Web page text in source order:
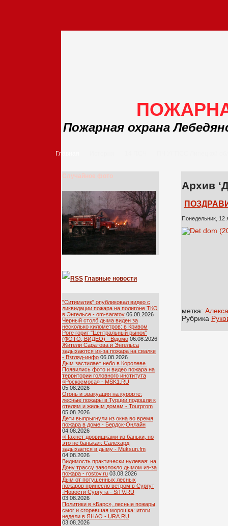
Пожарная охрана
Главная
Случайное фото
Главные новости
"Ситиматик" опубликовал видео с
ликвидации пожара на полигоне ТКО
в Энгельсе - om-saratov 06.08.2026
Черный столб дыма виден за
несколько километров: в Кривом
Роге горит "Центральный рынок"
(ФОТО, ВИДЕО) - Відомо 06.08.2026
Жители Саратова и Энгельса
задыхаются из-за пожара на свалке
- Взгляд-инфо 06.08.2026
Дым застилает небо в Королеве.
Появились фото и видео пожара на
территории головного института
«Роскосмоса» - MSK1.RU
05.08.2026
Огонь и эвакуация на курорте:
лесные пожары в Турции подошли к
отелям и жилым домам - Tourprom
05.08.2026
Дети выпрыгнули из окна во время
пожара в доме - Бердск-Онлайн
04.08.2026
«Пахнет дровишками из баньки, но
это не банька»: Салехард
задыхается в дыму - Muksun.fm
04.08.2026
Видимость практически нулевая: на
Дону трассу заволокло дымом из-за
пожара - rostov.ru 03.08.2026
Дым от потушенных лесных
пожаров принесло ветром в Сургут
-Новости Сургута - SiTV.RU
03.08.2026
Политики в «Барс», лесные пожары,
смог и сгоревшая морошка: итоги
недели в ЯНАО - URA.RU
03.08.2026
Архив
Понедельник, 12
метка:
Рубрика